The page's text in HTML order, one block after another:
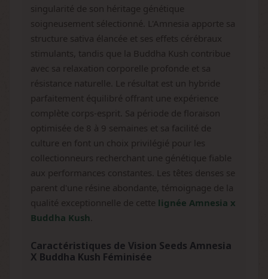
singularité de son héritage génétique
soigneusement sélectionné. L'Amnesia apporte sa
structure sativa élancée et ses effets cérébraux
stimulants, tandis que la Buddha Kush contribue
avec sa relaxation corporelle profonde et sa
résistance naturelle. Le résultat est un hybride
parfaitement équilibré offrant une expérience
complète corps-esprit. Sa période de floraison
optimisée de 8 à 9 semaines et sa facilité de
culture en font un choix privilégié pour les
collectionneurs recherchant une génétique fiable
aux performances constantes. Les têtes denses se
parent d'une résine abondante, témoignage de la
qualité exceptionnelle de cette lignée Amnesia x
Buddha Kush
Caractéristiques de Vision Seeds Amnesia
X Buddha Kush Féminisée